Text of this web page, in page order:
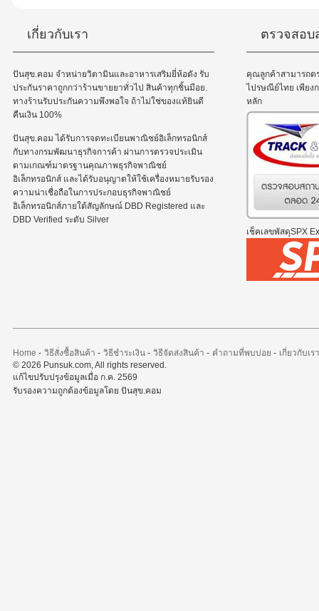
เกี่ยวกับเรา
ปันสุข.คอม จำหน่ายวิตามินและอาหารเสริมยี่ห้อดัง รับ
ประกันราคาถูกกว่าร้านขายยาทั่วไป สินค้าทุกชิ้นมีอย.
ทางร้านรับประกันความพึงพอใจ ถ้าไม่ใช่ของแท้ยินดี
คืนเงิน 100%
ปันสุข.คอม ได้รับการจดทะเบียนพาณิชย์อิเล็กทรอนิกส์
กับทางกรมพัฒนาธุรกิจการค้า ผ่านการตรวจประเมิน
ตามเกณฑ์มาตรฐานคุณภาพธุรกิจพาณิชย์
อิเล็กทรอนิกส์ และได้รับอนุญาตให้ใช้เครื่องหมายรับรอง
ความน่าเชื่อถือในการประกอบธุรกิจพาณิชย์
อิเล็กทรอนิกส์ภายใต้สัญลักษณ์ DBD Registered และ
DBD Verified ระดับ Silver
ตรวจสอ
คุณลูกค้าสามารถต
ไปรษณีย์ไทย เพียง
หลัก
เช็คเลขพัสดุSPX
Home - วิธีสั่งซื้อสินค้า - วิธีชำระเงิน- วิธีจัดส่งสินค้า - คำถามที่พบบ่อย - เกี่ยวกับเรา
© 2026 Punsuk.com, All rights reserved.
แก้ไขปรับปรุงข้อมูลเมื่อ ก.ค. 2569
รับรองความถูกต้องข้อมูลโดย ปันสุข.คอม